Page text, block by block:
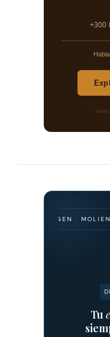
+300
ORIGEN · MOLIENDA ·
Tu